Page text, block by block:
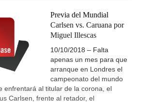
Previa del Mundial
Carlsen vs. Caruana por
Miguel Illescas
10/10/2018 – Falta
apenas un mes para que
arranque en Londres el
campeonato del mundo
enfrentará al titular de la corona, el
Carlsen, frente al retador, el